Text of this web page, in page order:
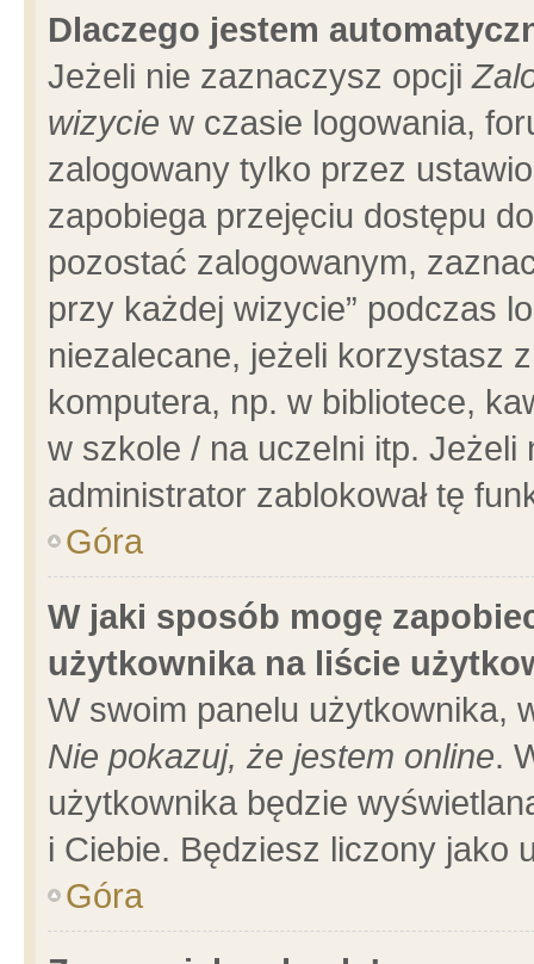
Dlaczego jestem
Jeżeli nie zaznaczysz opcji
wizycie w czasie logowania,
zalogowany tylko przez
zapobiega przejęciu dostępu
pozostać zalogowanym,
przy każdej wizycie” podczas
niezalecane, jeżeli korzystasz
komputera, np. w bibliotece,
w szkole / na uczelni itp.
administrator zablokował tę
Góra
W jaki sposób mogę
użytkownika na liście
W swoim panelu użytkownika,
Nie pokazuj, że jestem online.
użytkownika będzie
i Ciebie. Będziesz liczony jako
Góra